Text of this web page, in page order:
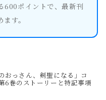
600ポイントで、最新刊
す。
おっさん、剣聖になる」コ
6巻のストーリーと特記事項